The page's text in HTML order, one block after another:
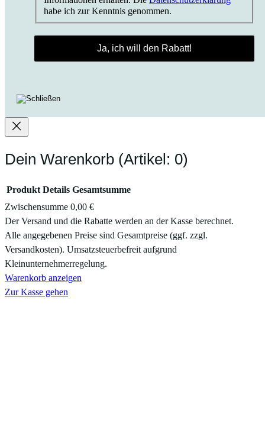
habe ich zur Kenntnis genommen.
Dein Warenkorb (Artikel: 0)
Produkte
im
Warenkorb
Produkt Details Gesamtsumme
Zwischensumme 0,00 €
Der Versand und die Rabatte werden an der Kasse berechnet.
Alle angegebenen Preise sind Gesamtpreise (ggf. zzgl.
Versandkosten). Umsatzsteuerbefreit aufgrund
Kleinunternehmerregelung.
Warenkorb anzeigen
Zur Kasse gehen